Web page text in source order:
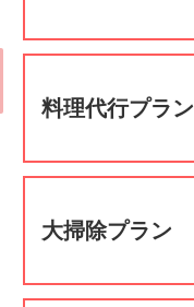
料理代行プラン
大掃除プラン